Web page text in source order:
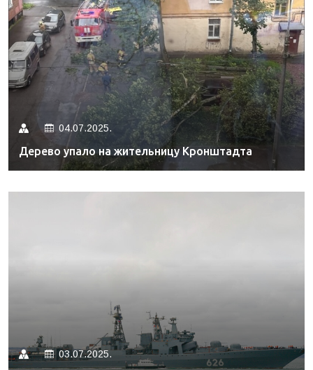
04.07.2025.
Дерево упало на жительницу Кронштадта
03.07.2025.